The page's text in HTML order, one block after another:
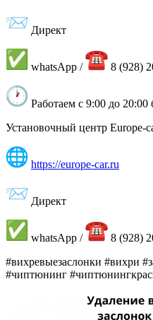
Директ
whatsApp / 8 (928)
Работаем с 9:00 до
Установочный центр Europe-
https://europe-car.ru
Директ
whatsApp /
8 (928)
#вихревыезаслонки #вихри
#чиптюнинг